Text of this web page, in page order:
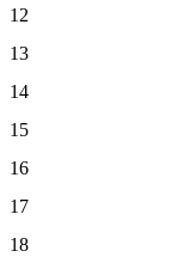
12
13
14
15
16
17
18